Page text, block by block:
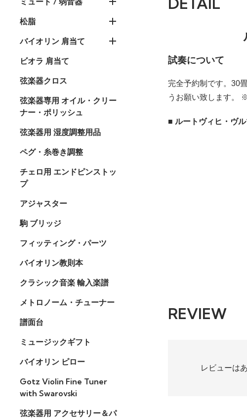
松脂
バイオリン 肩当て
ビオラ 肩当て
弦楽器クロス
弦楽器専用 オイル・クリー
ナー・ポリッシュ
弦楽器用 湿度調整用品
ペグ・糸巻き調整
チェロ用 エンドピンストッ
プ
アジャスター
駒 ブリッジ
フィッティング・パーツ
バイオリン教則本
クラシック音楽 輸入楽譜
メトロノーム・チューナー
譜面台
ミュージックギフト
バイオリン ピロー
Gotz Violin Fine Tuner
with Swarovski
弦楽器用 アクセサリー＆パ
試奏について
完全予約制です。30
うお願い致します。
■ ルートヴィヒ・ヴ
REVIEW
レビューは